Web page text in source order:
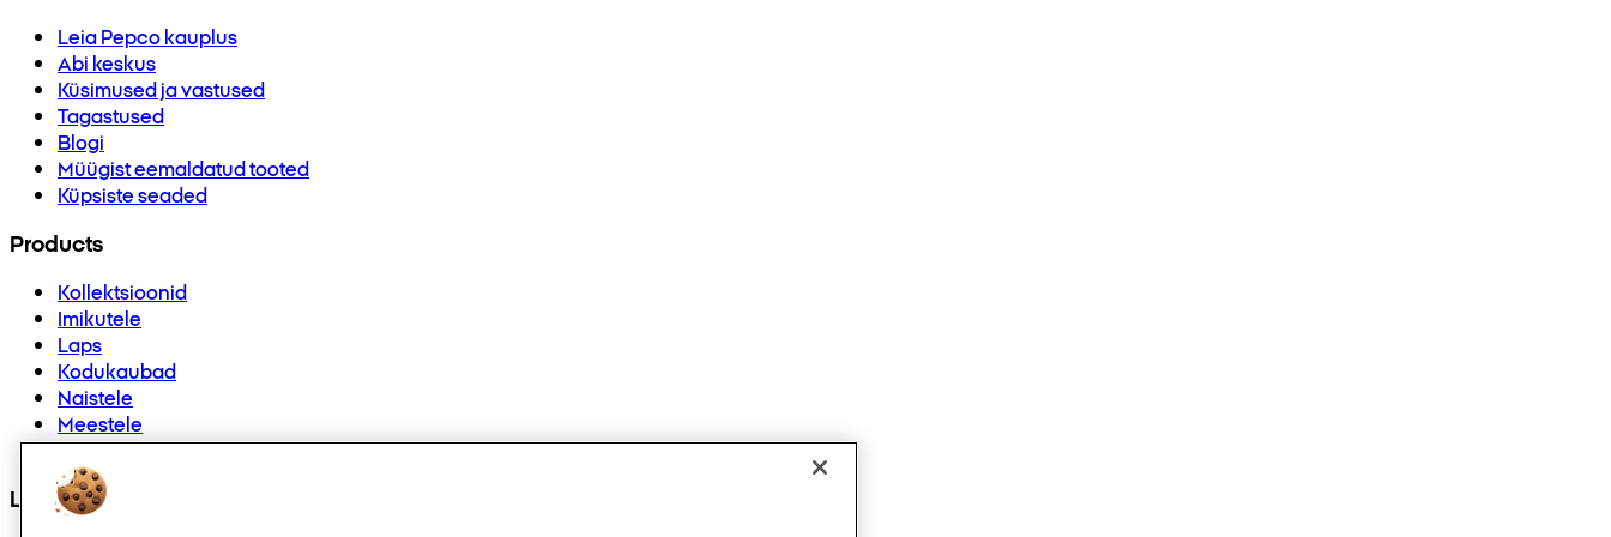
Leia Pepco kauplus
Abi keskus
Küsimused ja vastused
Tagastused
Blogi
Müügist eemaldatud tooted
Küpsiste seaded
Products
Kollektsioonid
Imikutele
Laps
Kodukaubad
Naistele
Meestele
Muud
Leiad meid ka